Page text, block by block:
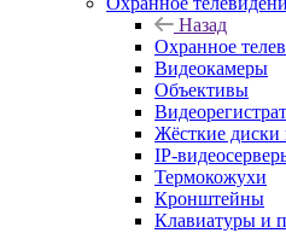
Назад
Охранное
Видеокамеры
Объективы
Жёсткие диски
IP-
Термокожухи
Кронштейны
Клавиатуры и